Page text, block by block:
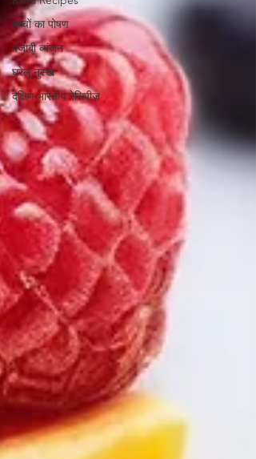
बच्चों का पोषण
पंजाबी व्यंजन
घरेलू नुस्खे
दक्षिण भारतीय रेसिपीज़